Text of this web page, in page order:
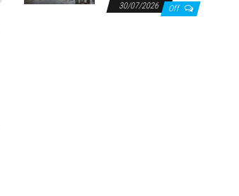
30/07/2026 Off